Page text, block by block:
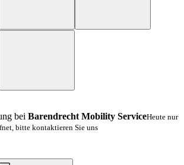
bei Barendrecht Mobility ServiceHeute nur
bitte kontaktieren Sie uns